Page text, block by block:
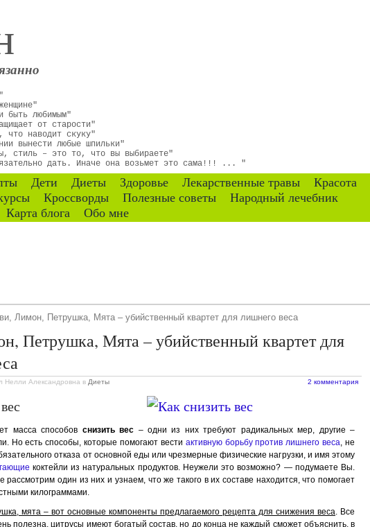
быть любимым"
от старости"
что наводит скуку"
вынести любые шпильки"
стиль – это то, что вы выбираете"
дать. Иначе она возьмет это сама!!! ... "
Дети Диеты Здоровье Лекарственные травы Красота
Кроссворды Полезные советы
Народный лечебник
Карта блога Обо мне
Лимон, Петрушка, Мята – убийственный квартет для лишнего веса
Петрушка, Мята – убийственный квартет для
Нелли Александровна в Диеты 2 комментария
масса способов снизить вес – одни из них требуют радикальных мер, другие –
Но есть способы, которые помогают вести активную борьбу против лишнего веса, не
отказа от основной еды или чрезмерные физические нагрузки, и имя этому
коктейли из натуральных продуктов. Неужели это возможно? — подумаете Вы.
рассмотрим один из них и узнаем, что же такого в их составе находится, что помогает
килограммами.
мята – вот основные компоненты предлагаемого рецепта для снижения веса. Все
полезна, цитрусы имеют богатый состав, но до конца не каждый сможет объяснить, в